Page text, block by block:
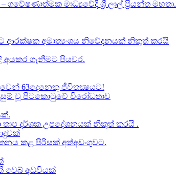
මාධ්‍යවේදී ශ්‍රී ලාල් ප්‍රියන්ත මහතා.
ආරක්ෂක අමාත්‍යංශය නිවේදනයක් නිකුත් කරයි
ගැනීමට පියවර​.
63දෙනෙකු ජීවිතක්‍ෂයට​!
වූ පිටකොටුවේ විරෝධතාව
තාප දර්ශක උපදේශනයක් නිකුත් කරයි .
කළ පිරිසක් අත්අඩංගුවට.
වෙබ් අඩවියක්